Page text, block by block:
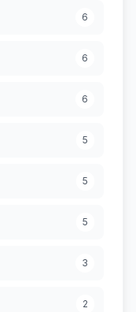
6
6
6
5
5
5
3
2